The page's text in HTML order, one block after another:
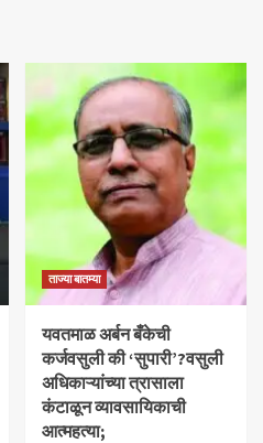
ताज्या बातम्या
​यवतमाळ अर्बन बँकेची
कर्जवसुली की ‘सुपारी’?वसुली
अधिकाऱ्यांच्या त्रासाला
कंटाळून व्यावसायिकाची
आत्महत्या;